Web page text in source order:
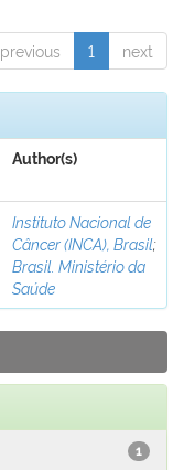
previous 1 next
Author(s)
Instituto Nacional de
Câncer (INCA), Brasil;
Brasil. Ministério da
Saúde
1